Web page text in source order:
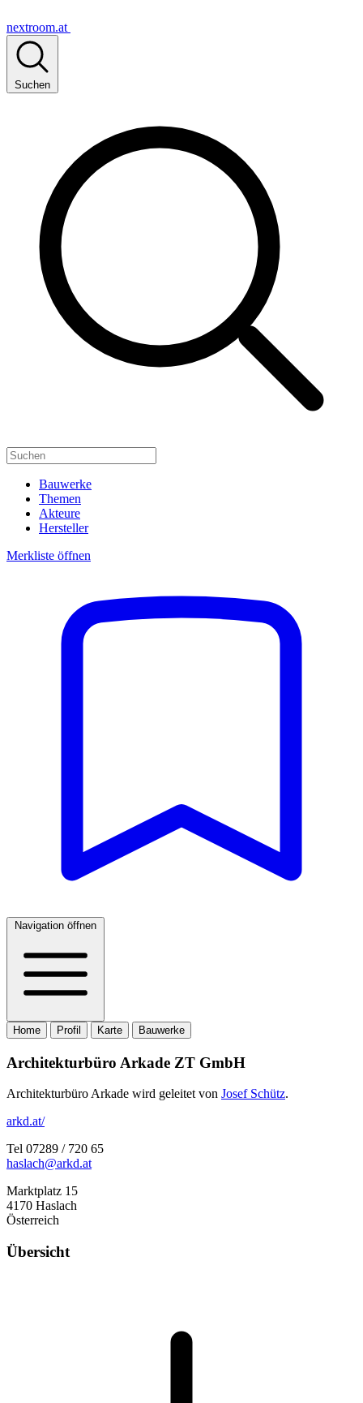
nextroom.at
Suchen
Bauwerke
Themen
Akteure
Hersteller
Merkliste öffnen
Navigation öffnen
Home Profil Karte Bauwerke
Architekturbüro Arkade ZT GmbH
Architekturbüro Arkade wird geleitet von Josef Schütz.
arkd.at/
Tel 07289 / 720 65
haslach@arkd.at
Marktplatz 15
4170 Haslach
Österreich
Übersicht